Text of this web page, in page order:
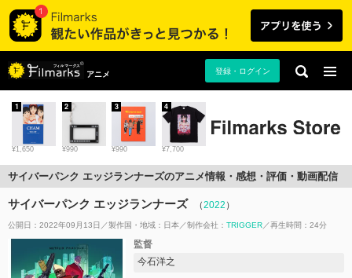
アニメ 登録・ログイン
¥1,650
1
¥990
2
¥990
3
¥7,700
4
サイバーパンク エッジランナーズのアニメ情報・感想・評価・動画配信
サイバーパンク エッジランナーズ （2022 ）
公開日：2022年09月13日 製作国・地域： 日本 制作会社： TRIGGER 再生時間：24分
監督
今石洋之